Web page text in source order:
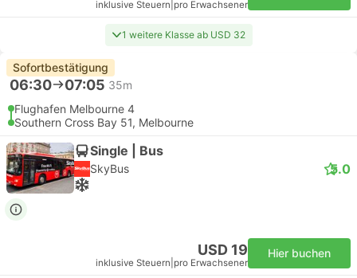
inklusive Steuern pro Erwachsener
1 weitere Klasse ab USD 32
Sofortbestätigung
06:30 07:05 35m
Flughafen Melbourne 4
Southern Cross Bay 51, Melbourne
Single | Bus
SkyBus 5.0
USD 19
inklusive Steuern pro Erwachsener
Hier buchen